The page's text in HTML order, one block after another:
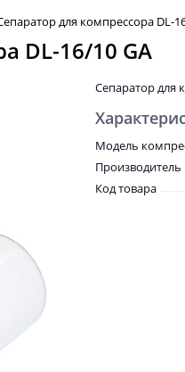
для компрессора DL-
DL-16/10 GA
Сепаратор для
Модель
Код товара